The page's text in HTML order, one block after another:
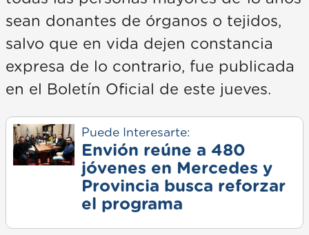
sean donantes de órganos o tejidos,
salvo que en vida dejen constancia
expresa de lo contrario, fue publicada
en el Boletín Oficial de este jueves.
Puede Interesarte:
Envión reúne a 480
jóvenes en Mercedes y
Provincia busca reforzar
el programa